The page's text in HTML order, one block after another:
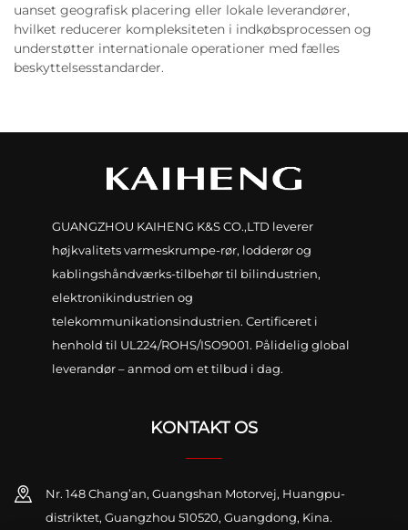
uanset geografisk placering eller lokale leverandører,
hvilket reducerer kompleksiteten i indkøbsprocessen og
understøtter internationale operationer med fælles
beskyttelsesstandarder.
GUANGZHOU KAIHENG K&S CO.,LTD leverer
højkvalitets varmeskrumpe-rør, lodderør og
kablingshåndværks-tilbehør til bilindustrien,
elektronikindustrien og
telekommunikationsindustrien. Certificeret i
henhold til UL224/ROHS/ISO9001. Pålidelig global
leverandør – anmod om et tilbud i dag.
KONTAKT OS
Nr. 148 Chang’an, Guangshan Motorvej, Huangpu-
distriktet, Guangzhou 510520, Guangdong, Kina.